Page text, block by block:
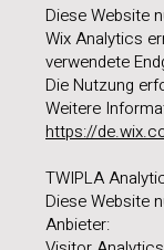
Diese Website
Wix Analytics
verwendete
Die Nutzung
Weitere
https://
TWIPLA
Diese Website
Anbieter: